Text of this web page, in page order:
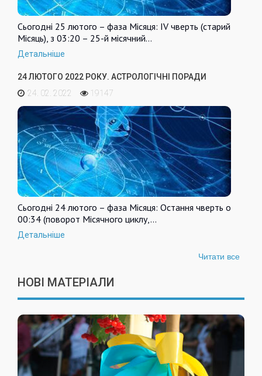
Сьогодні 25 лютого – фаза Місяця: IV чверть (старий
Місяць), з 03:20 – 25-й місячний…
Детальніше
24 ЛЮТОГО 2022 РОКУ. АСТРОЛОГІЧНІ ПОРАДИ
24. 02. 2022
19147
Сьогодні 24 лютого – фаза Місяця: Остання чверть о
00:34 (поворот Місячного циклу,…
Детальніше
Читати все
НОВІ МАТЕРІАЛИ